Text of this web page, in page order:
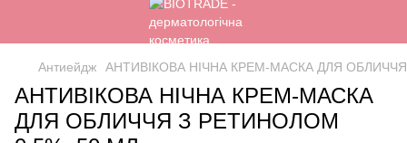
Антиейдж АНТИВІКОВА НІЧНА КРЕМ-МАСКА ДЛЯ
АНТИВІКОВА НІЧНА КРЕМ-МАСКА
ДЛЯ ОБЛИЧЧЯ З РЕТИНОЛОМ